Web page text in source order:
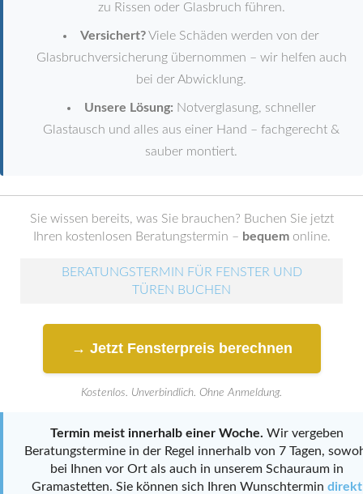
zu Rissen oder Glasbruch führen.
Versichert?Viele Schäden werden von der
Glasbruchversicherung übernommen – wir helfen auch
bei der Abwicklung.
Unsere Lösung: Notverglasung, schneller
Glastausch und alles aus einer Hand – fachgerecht &
sauber montiert.
Sie wissen bereits, was Sie brauchen? Buchen Sie jetzt
Ihren kostenlosen Beratungstermin – bequemonline.
BERATUNGSTERMIN FÜR FENSTER UND
TÜREN BUCHEN
→ Jetzt Fensterpreis berechnen
Kostenlos. Unverbindlich. Ohne Anmeldung.
Termin meist innerhalb einer Woche. Wir vergeben
Beratungstermine in der Regel innerhalb von 7 Tagen,
bei Ihnen vor Ort als auch in unserem Schauraum in
Gramastetten. Sie können sich Ihren Wunschtermin direkt